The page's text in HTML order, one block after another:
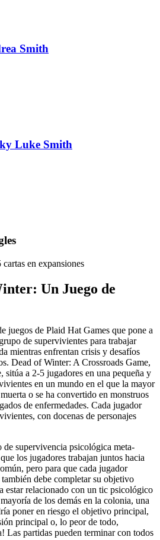
Smith
Luke Smith
cartas en expansiones
Un Juego de
juegos de Plaid Hat Games que pone a
de supervivientes para trabajar
mientras enfrentan crisis y desafíos
Dead of Winter: A Crossroads Game,
sitúa a 2-5 jugadores en una pequeña y
en un mundo en el que la mayor
o se ha convertido en monstruos
de enfermedades. Cada jugador
con docenas de personajes
supervivencia psicológica meta-
los jugadores trabajan juntos hacia
pero para que cada jugador
debe completar su objetivo
estar relacionado con un tic psicológico
de los demás en la colonia, una
poner en riesgo el objetivo principal,
principal o, lo peor de todo,
Las partidas pueden terminar con todos